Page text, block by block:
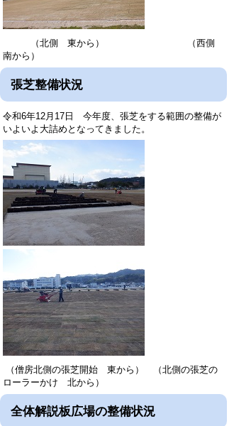
（北側 東から） （西側
南から）
張芝整備状況
令和6年12月17日 今年度、張芝をする範囲の整備が
いよいよ大詰めとなってきました。
（僧房北側の張芝開始 東から） （北側の張芝の
ローラーかけ 北から）
全体解説板広場の整備状況